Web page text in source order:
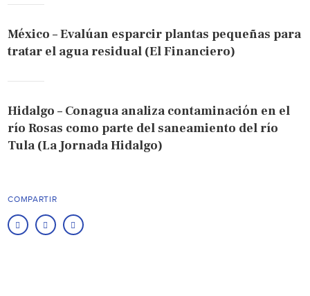
México – Evalúan esparcir plantas pequeñas para
tratar el agua residual (El Financiero)
Hidalgo – Conagua analiza contaminación en el
río Rosas como parte del saneamiento del río
Tula (La Jornada Hidalgo)
COMPARTIR